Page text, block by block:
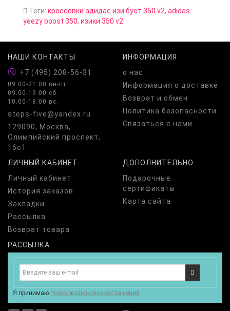
Теги: кроссовки адидас изи буст 350 v2, adidas
yeezy boost 350, изики 350 v2
НАШИ КОНТАКТЫ
+7 (495) 208-56-31
09.00-21.00 пн-пт.
09.00-19.00 сб.
10.00-18.00 вс.
steps-five@yandex.ru
129090, Москва,
Олимпийский проспект,
16с1
ИНФОРМАЦИЯ
о нас
Информация о доставке
Возврат и обмен
Политика безопасности
Связаться с нами
ЛИЧНЫЙ КАБИНЕТ
Личный кабинет
История заказов
Закладки
Рассылка
Возврат товара
ДОПОЛНИТЕЛЬНО
Подарочные
сертификаты
Карта сайта
РАССЫЛКА
Я принимаю пользовательское соглашения